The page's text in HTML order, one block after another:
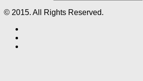
© 2015. All Rights Reserved.